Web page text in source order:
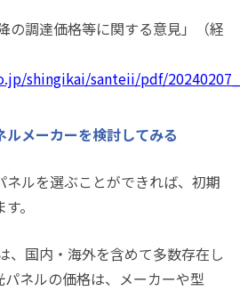
の調達価格等に関する意見」（経
shingikai/santeii/pdf/
メーカーを検討してみる
ルを選ぶことができれば、初期
。
、国内・海外を含めて多数存在し
ネルの価格は、メーカーや型